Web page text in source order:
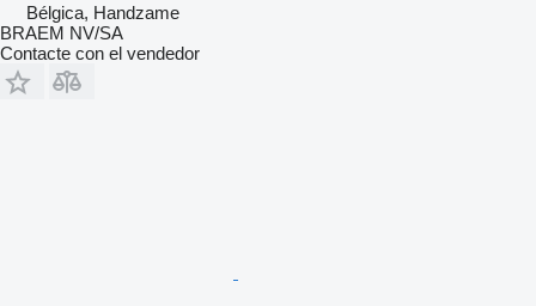
Bélgica, Handzame
BRAEM NV/SA
Contacte con el vendedor